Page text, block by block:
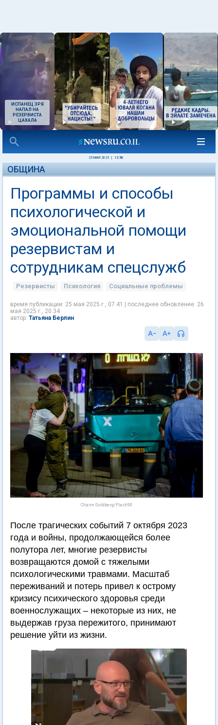
ИСПАНЕЦ ЗРЯ
НАПАЛ НА
РЕЗЕРВИСТА
ЦАХАЛА
25 МАЯ 2025 12:56
ОБЩИНА
Программы и способы
психологической и
эмоциональной помощи
резервистам и
сотрудникам спецслужб
Резервисты Психология Социальные проблемы
время публикации: 25 мая 2025 г., 07:41 | последнее обновление: 26
мая 2025 г., 20:34
Татьяна Берлин
Chaim Goldberg/Flash90
После трагических событий 7 октября 2023
года и войны, продолжающейся более
полутора лет, многие резервисты
возвращаются домой с тяжелыми
психологическими травмами. Масштаб
переживаний и потерь привел к острому
кризису психического здоровья среди
военнослужащих – некоторые из них, не
выдержав груза пережитого, принимают
решение уйти из жизни.